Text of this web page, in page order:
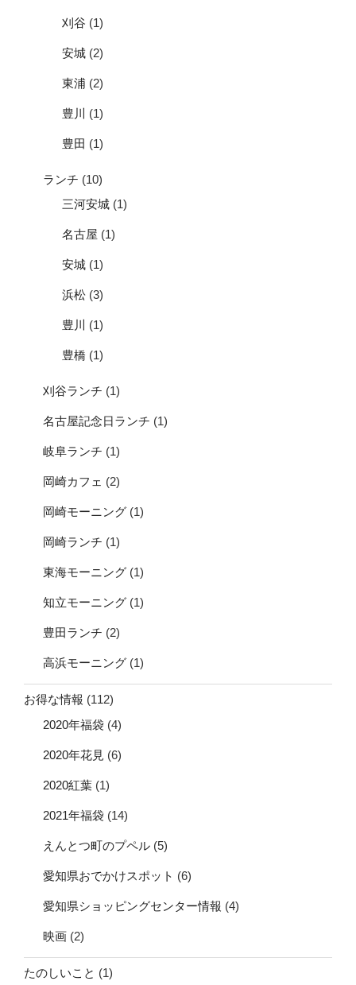
刈谷 (1)
安城 (2)
東浦 (2)
豊川 (1)
豊田 (1)
ランチ (10)
三河安城 (1)
名古屋 (1)
安城 (1)
浜松 (3)
豊川 (1)
豊橋 (1)
刈谷ランチ (1)
名古屋記念日ランチ (1)
岐阜ランチ (1)
岡崎カフェ (2)
岡崎モーニング (1)
岡崎ランチ (1)
東海モーニング (1)
知立モーニング (1)
豊田ランチ (2)
高浜モーニング (1)
お得な情報 (112)
2020年福袋 (4)
2020年花見 (6)
2020紅葉 (1)
2021年福袋 (14)
えんとつ町のプペル (5)
愛知県おでかけスポット (6)
愛知県ショッピングセンター情報 (4)
映画 (2)
たのしいこと (1)